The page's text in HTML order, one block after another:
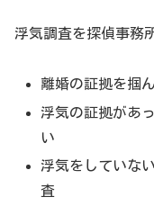
浮気調査を探偵事務
離婚の証拠を掴
浮気の証拠があ
い
浮気をしていな
査